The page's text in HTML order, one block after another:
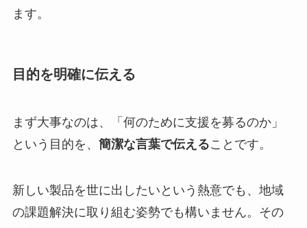
ます。
目的を明確に伝える
まず大事なのは、「何のために支援を募るのか」
という目的を、 簡潔な言葉で伝えることです。
新しい製品を世に出したいという熱意でも、地域
の課題解決に取り組む姿勢でも構いません。その